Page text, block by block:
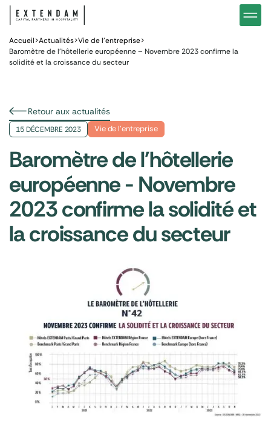
Notre stratégie d’investissements hôteliers Nos
Investir
Pourquoi investir dans l’hôtellerie ?
Vous êtes
Gestion de patrimoine
Actualités
Accueil>Actualités>Vie de l’entreprise>
Baromètre de l’hôtellerie européenne – Novembre 2023 confirme la
solidité et la croissance du secteur
Retour aux actualités
15 DÉCEMBRE 2023 Vie de l’entreprise
Baromètre de l'hôtellerie
européenne - Novembre
2023 confirme la solidité et
la croissance du secteur